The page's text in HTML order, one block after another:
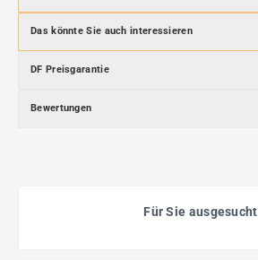
Das könnte Sie auch interessieren
DF Preisgarantie
Bewertungen
Für Sie ausgesucht